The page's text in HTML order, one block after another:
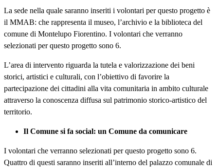
La sede nella quale saranno inseriti i volontari per questo progetto è
il MMAB: che rappresenta il museo, l’archivio e la biblioteca del
comune di Montelupo Fiorentino. I volontari che verranno
selezionati per questo progetto sono 6.
L’area di intervento riguarda la tutela e valorizzazione dei beni
storici, artistici e culturali, con l’obiettivo di favorire la
partecipazione dei cittadini alla vita comunitaria in ambito culturale
attraverso la conoscenza diffusa sul patrimonio storico-artistico del
territorio.
Il Comune si fa social: un Comune da comunicare
I volontari che verranno selezionati per questo progetto sono 6.
Quattro di questi saranno inseriti all’interno del palazzo comunale di